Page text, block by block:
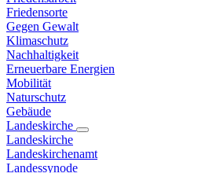
Friedensorte
Gegen Gewalt
Klimaschutz
Nachhaltigkeit
Erneuerbare Energien
Mobilität
Naturschutz
Gebäude
Landeskirche
Landeskirche
Landeskirchenamt
Landessynode